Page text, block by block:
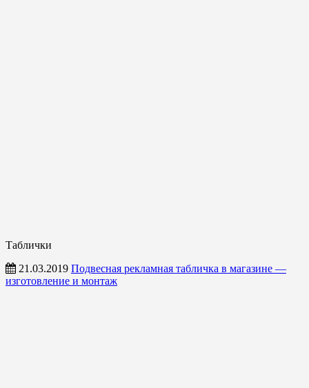
Таблички
21.03.2019 Подвесная рекламная табличка в магазине —
изготовление и монтаж